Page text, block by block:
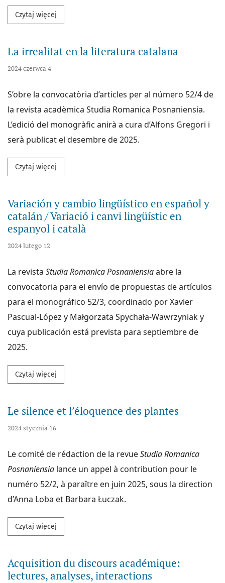
Czytaj więcej
La irrealitat en la literatura catalana
2024 czerwca 4
S’obre la convocatòria d’articles per al número 52/4 de
la revista acadèmica Studia Romanica Posnaniensia.
L’edició del monogràfic anirà a cura d’Alfons Gregori i
serà publicat el desembre de 2025.
Czytaj więcej
Variación y cambio lingüístico en español y
catalán / Variació i canvi lingüístic en
espanyol i català
2024 lutego 12
La revista Studia Romanica Posnaniensiaabre la
convocatoria para el envío de propuestas de artículos
para el monográfico 52/3, coordinado por Xavier
Pascual-López y Małgorzata Spychała-Wawrzyniak y
cuya publicación está prevista para septiembre de
2025.
Czytaj więcej
Le silence et l’éloquence des plantes
2024 stycznia 16
Le comité de rédaction de la revueStudia Romanica
Posnaniensia lance un appel à contribution pour le
numéro 52/2, à paraître en juin 2025, sous la direction
d’Anna Loba et Barbara Łuczak.
Czytaj więcej
Acquisition du discours académique:
lectures, analyses, interactions